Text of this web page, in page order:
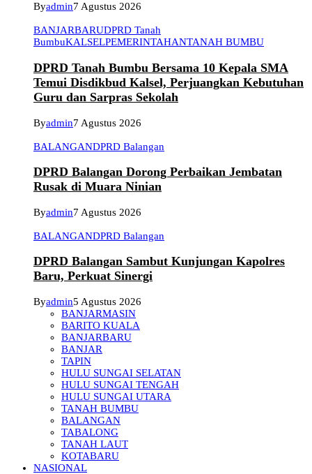
Byadmin7 Agustus 2026
BANJARBARUDPRD Tanah
BumbuKALSELPEMERINTAHANTANAH BUMBU
DPRD Tanah Bumbu Bersama 10 Kepala SMA
Temui Disdikbud Kalsel, Perjuangkan Kebutuhan
Guru dan Sarpras Sekolah
Byadmin7 Agustus 2026
BALANGANDPRD Balangan
DPRD Balangan Dorong Perbaikan Jembatan
Rusak di Muara Ninian
Byadmin7 Agustus 2026
BALANGANDPRD Balangan
DPRD Balangan Sambut Kunjungan Kapolres
Baru, Perkuat Sinergi
Byadmin5 Agustus 2026
BANJARMASIN
BARITO KUALA
BANJARBARU
BANJAR
TAPIN
HULU SUNGAI SELATAN
HULU SUNGAI TENGAH
HULU SUNGAI UTARA
TANAH BUMBU
BALANGAN
TABALONG
TANAH LAUT
KOTABARU
NASIONAL